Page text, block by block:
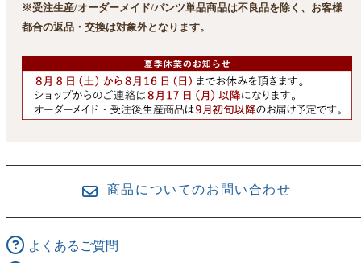
※受注生産/オーダーメイド/パンツ単品商品は不良品を除く、お客様
都合の返品・交換は対象外となります。
商品についてのお問い合わせ
よくあるご質問